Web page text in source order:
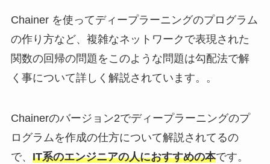
Chainer を使ってディープラーニングのプログラム
の作り方など、複雑なネットワークで表現された
関数の回帰の問題をこのような問題は勾配法で解
く事について詳しく解説されています。。
Chainerのバージョン2でディープラーニングのプ
ログラムを作成の仕方について解説されてるの
で、 IT系のエンジニアの人におすすめの本です。